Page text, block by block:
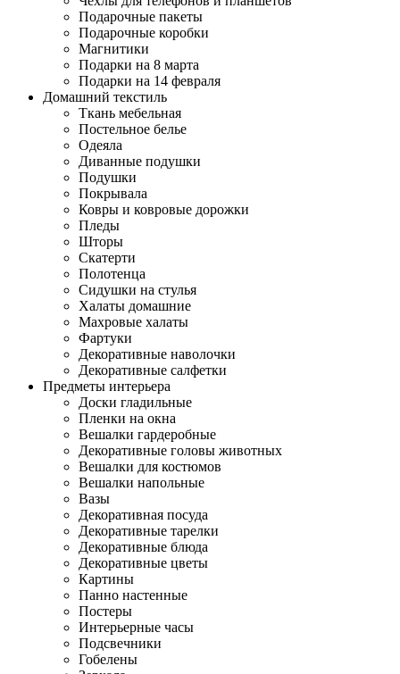
Подарочные пакеты
Подарочные коробки
Магнитики
Подарки на 8 марта
Подарки на 14 февраля
Домашний текстиль
Ткань мебельная
Постельное белье
Одеяла
Диванные подушки
Подушки
Покрывала
Ковры и ковровые дорожки
Пледы
Шторы
Скатерти
Полотенца
Сидушки на стулья
Халаты домашние
Махровые халаты
Фартуки
Декоративные наволочки
Декоративные салфетки
Предметы интерьера
Доски гладильные
Пленки на окна
Вешалки гардеробные
Декоративные головы животных
Вешалки для костюмов
Вешалки напольные
Вазы
Декоративная посуда
Декоративные тарелки
Декоративные блюда
Декоративные цветы
Картины
Панно настенные
Постеры
Интерьерные часы
Подсвечники
Гобелены